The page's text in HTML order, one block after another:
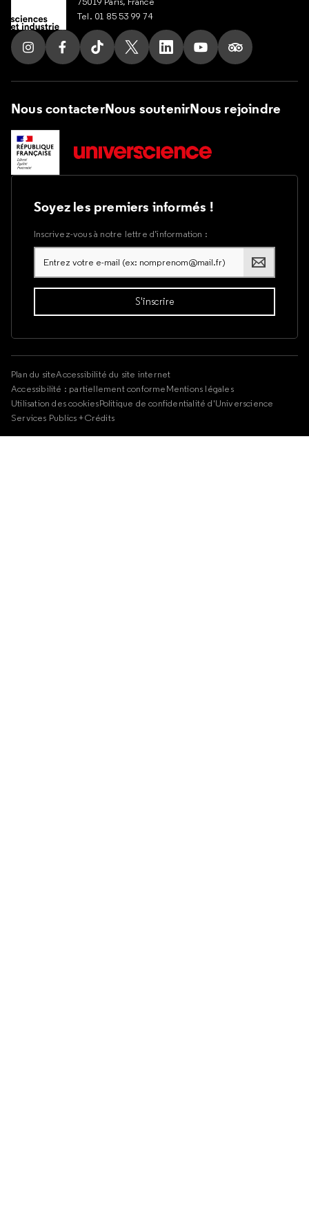
Tel. 01 85 53 99 74
Suivez nous sur Instagram
Suivez nous sur Facebook
Suivez nous sur Tik Tok
Suivez nous sur X
Suivez nous sur LinkedIn
Suivez nous sur
Suivez nous
Nous contacterNous soutenirNous rejoindre
Soyez les premiers informés !
Inscrivez-vous à notre lettre d’information :
Plan du siteAccessibilité du site internet
Accessibilité : partiellement conformeMentions légales
Utilisation des cookiesPolitique de confidentialité d'Universcience
Services Publics +Crédits